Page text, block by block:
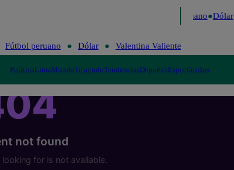
Fútbol peruano Dólar
Fútbol peruano Dólar Valentina Valiente
PolíticaLimaMundoTe ayudoTendenciasDeportesEspectáculos